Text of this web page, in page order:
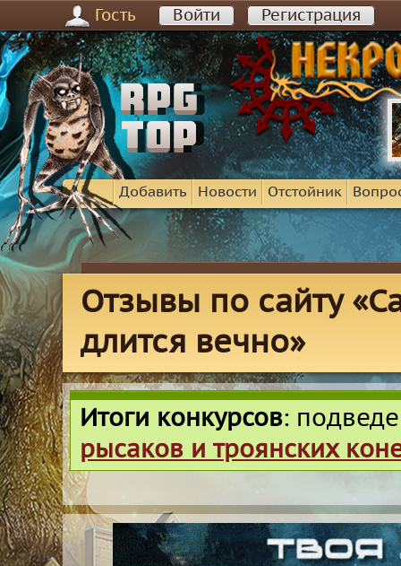
Гость Войти Регистрация
Добавить Новости Отстойник
Отзывы по сайту
длится вечно»
Итоги конкурсов:
рысаков и троянских